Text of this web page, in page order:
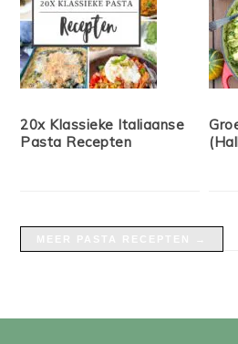
20x Klassieke Italiaanse
Pasta Recepten